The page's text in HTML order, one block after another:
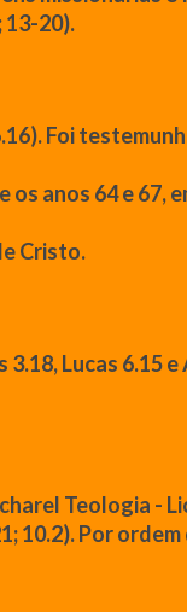
13-20).
Foi
anos 64 e 67,
Cristo.
3.18, Lucas 6.15
Teologia -
10.2). Por